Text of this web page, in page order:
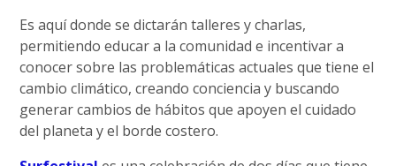
Es aquí donde se dictarán talleres y charlas,
permitiendo educar a la comunidad e incentivar a
conocer sobre las problemáticas actuales que tiene el
cambio climático, creando conciencia y buscando
generar cambios de hábitos que apoyen el cuidado
del planeta y el borde costero.